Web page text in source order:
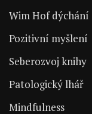
Wim Hof dýchání
Pozitivní myšlení
Seberozvoj knihy
Patologický lhář
Mindfulness